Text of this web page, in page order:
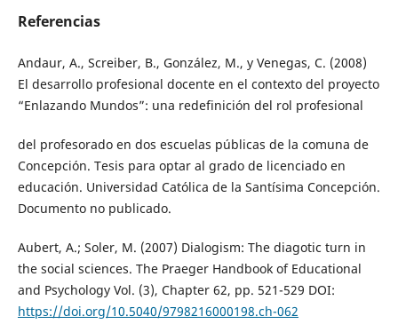
Referencias
Andaur, A., Screiber, B., González, M., y Venegas, C. (2008)
El desarrollo profesional docente en el contexto del proyecto
“Enlazando Mundos”: una redefinición del rol profesional
del profesorado en dos escuelas públicas de la comuna de
Concepción. Tesis para optar al grado de licenciado en
educación. Universidad Católica de la Santísima Concepción.
Documento no publicado.
Aubert, A.; Soler, M. (2007) Dialogism: The diagotic turn in
the social sciences. The Praeger Handbook of Educational
and Psychology Vol. (3), Chapter 62, pp. 521-529 DOI:
https://doi.org/10.5040/9798216000198.ch-062